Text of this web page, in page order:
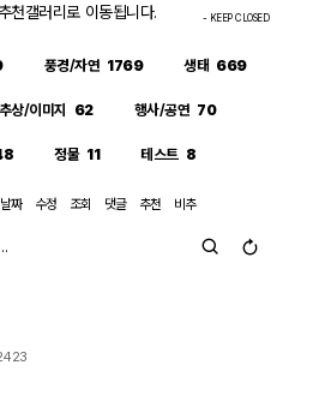
천갤러리로 이동됩니다. - KEEP CLOSED
풍경/자연 1769 생태 669
추상/이미지 62 행사/공연 70
정물 11 테스트 8
날짜 수정 조회 댓글 추천 비추